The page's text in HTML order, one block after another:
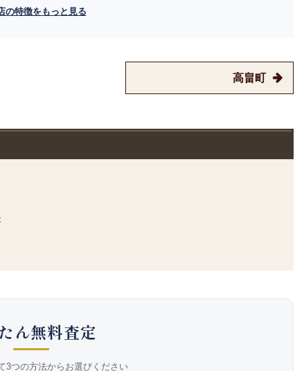
の特徴をもっと見る
高畠町
ん無料査定
3つの方法からお選びください